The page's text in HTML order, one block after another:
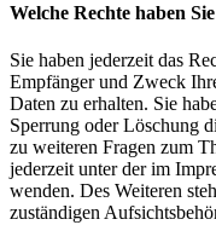
Welche Rechte haben
Sie haben jederzeit das
Empfänger und Zweck
Daten zu erhalten. Sie
Sperrung oder Löschung
zu weiteren Fragen zum
jederzeit unter der im
wenden. Des Weiteren
zuständigen